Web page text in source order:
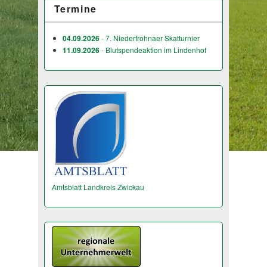
Termine
04.09.2026- 7. Niederfrohnaer Skatturnier
11.09.2026- Blutspendeaktion im Lindenhof
Amtsblatt Landkreis Zwickau